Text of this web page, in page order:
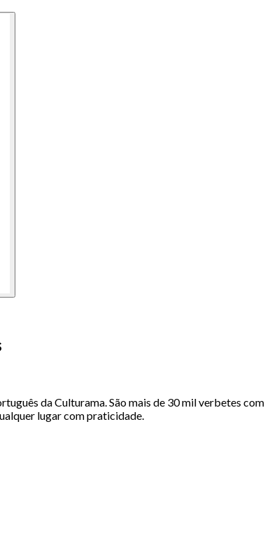
da Culturama. São mais de 30 mil verbetes
lugar com praticidade.